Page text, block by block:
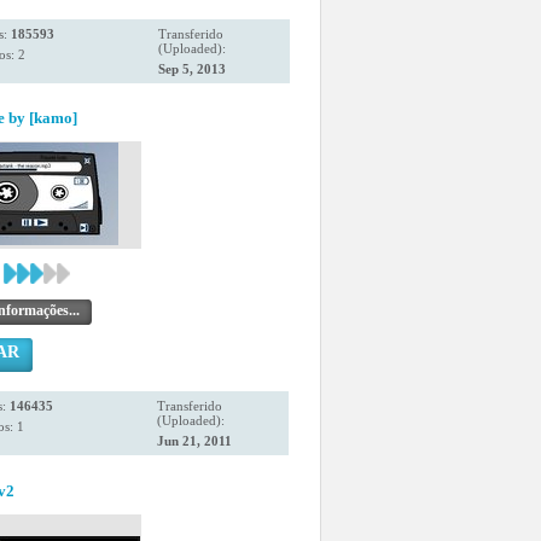
185593
2
Transferido
(Uploaded):
Sep 5, 2013
by [kamo]
146435
1
Transferido
(Uploaded):
Jun 21, 2011